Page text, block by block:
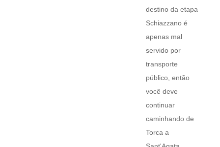
destino da etapa
Schiazzano é
apenas mal
servido por
transporte
público, então
você deve
continuar
caminhando de
Torca a